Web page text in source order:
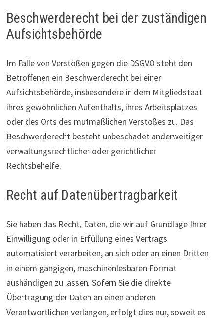
Beschwerderecht bei der zuständigen
Aufsichtsbehörde
Im Falle von Verstößen gegen die DSGVO steht den
Betroffenen ein Beschwerderecht bei einer
Aufsichtsbehörde, insbesondere in dem Mitgliedstaat
ihres gewöhnlichen Aufenthalts, ihres Arbeitsplatzes
oder des Orts des mutmaßlichen Verstoßes zu. Das
Beschwerderecht besteht unbeschadet anderweitiger
verwaltungsrechtlicher oder gerichtlicher
Rechtsbehelfe.
Recht auf Datenübertragbarkeit
Sie haben das Recht, Daten, die wir auf Grundlage Ihrer
Einwilligung oder in Erfüllung eines Vertrags
automatisiert verarbeiten, an sich oder an einen Dritten
in einem gängigen, maschinenlesbaren Format
aushändigen zu lassen. Sofern Sie die direkte
Übertragung der Daten an einen anderen
Verantwortlichen verlangen, erfolgt dies nur, soweit es